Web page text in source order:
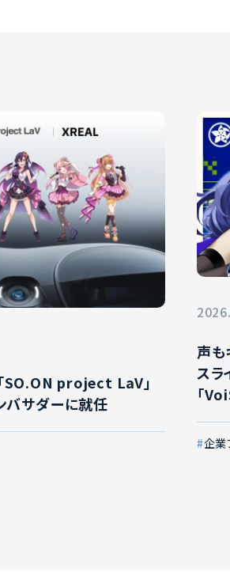
SO.ON project LaV」
バサダーに就任
声も
スラ
「
企業